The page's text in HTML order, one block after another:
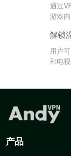
通过
游戏
解锁
用户
和电视
产品